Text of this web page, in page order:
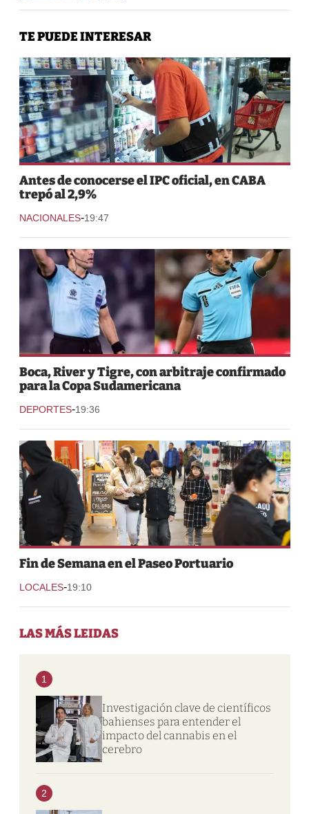
TE PUEDE INTERESAR
Antes de conocerse el IPC oficial, en CABA
trepó al 2,9%
NACIONALES-19:47
Boca, River y Tigre, con arbitraje confirmado
para la Copa Sudamericana
DEPORTES-19:36
Fin de Semana en el Paseo Portuario
LOCALES-19:10
LAS MÁS LEIDAS
1
Investigación clave de científicos
bahienses para entender el
impacto del cannabis en el
cerebro
2